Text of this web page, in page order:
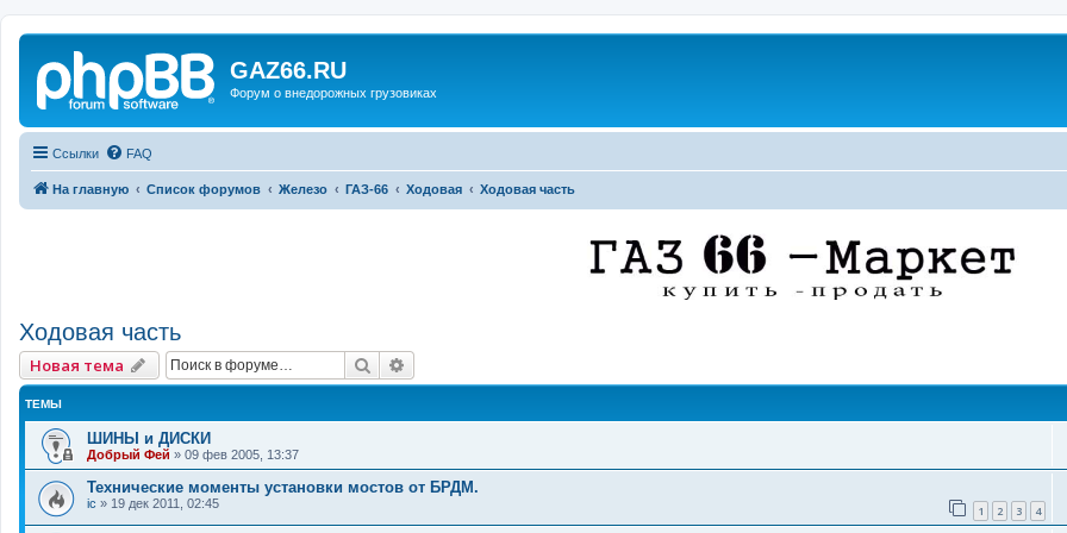
GAZ66.RU
Форум о внедорожных грузовиках
Ссылки FAQ
На главную Список форумов Железо ГАЗ-66 Ходовая Ходовая часть
Ходовая часть
Новая тема Поиск
ТЕМЫ
ШИНЫ и ДИСКИ
Добрый Фей » 09 фев 2005, 13:37
Технические моменты установки мостов от БРДМ.
ic » 19 дек 2011, 02:45 1 2 3 4